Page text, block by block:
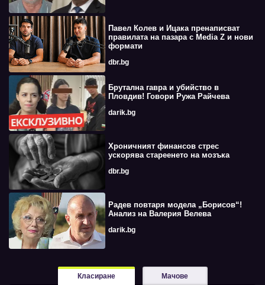
Павел Колев и Ицака пренаписват
правилата на пазара с Media Z и нови
формати
dbr.bg
Брутална гавра и убийство в
Пловдив! Говори Ружа Райчева
darik.bg
Хроничният финансов стрес
ускорява стареенето на мозъка
dbr.bg
Радев повтаря модела „Борисов“!
Анализ на Валерия Велева
darik.bg
Класиране Мачове